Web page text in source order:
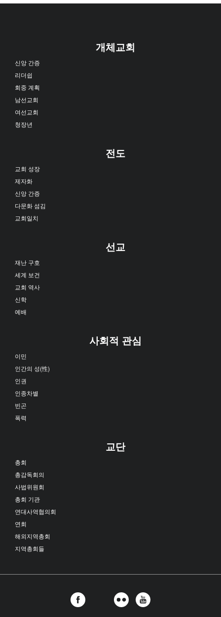
개체교회
신앙 간증
리더쉽
회중 계획
남선교회
여선교회
청장년
전도
교회 성장
제자화
신앙 간증
다문화 섬김
교회일치
선교
재난 구호
세계 보건
교회 역사
신학
예배
사회적 관심
이민
인간의 성(性)
인권
인종차별
빈곤
폭력
교단
총회
총감독회의
사법위원회
총회 기관
연대사역협의회
연회
해외지역총회
지역총회들